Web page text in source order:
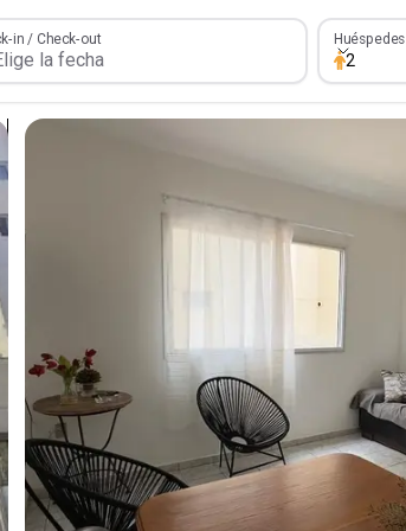
in / Check-out Huéspedes
Huéspedes
2